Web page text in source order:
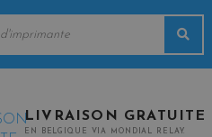
LIVRAISON GRATUITE
EN BELGIQUE VIA MONDIAL RELAY.